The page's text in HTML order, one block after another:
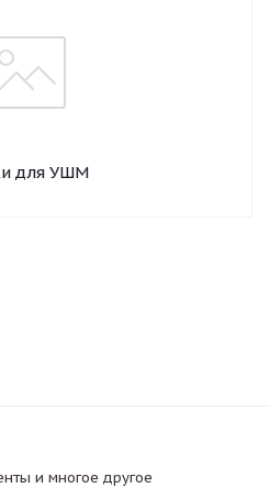
для УШМ
и многое другое